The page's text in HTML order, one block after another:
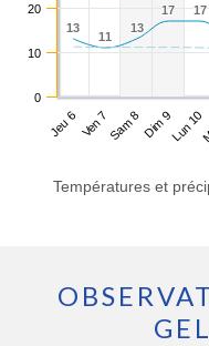
13
13
11
11
13
13
17
17 17
17
Jeu 6 Ven 7Sam 8Dim 9Lun 10
0
10
20
Températures et